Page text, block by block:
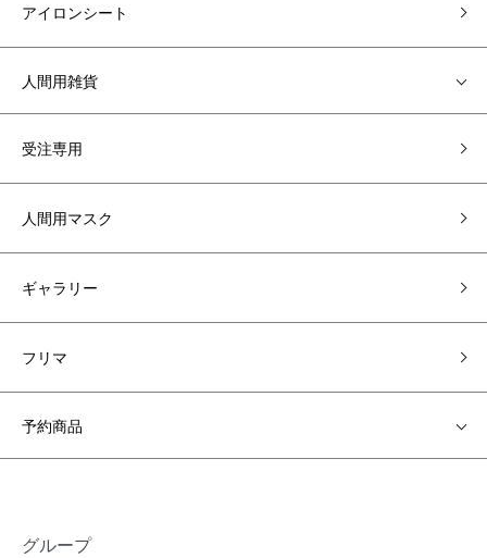
アイロンシート
人間用雑貨
受注専用
人間用マスク
ギャラリー
フリマ
予約商品
グループ